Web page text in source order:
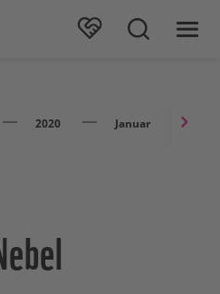
2020 Januar